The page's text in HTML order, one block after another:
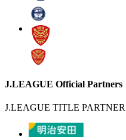
J.LEAGUE Official Partners
J.LEAGUE TITLE PARTNER